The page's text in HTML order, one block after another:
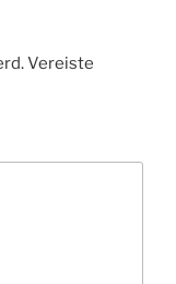
Vereiste